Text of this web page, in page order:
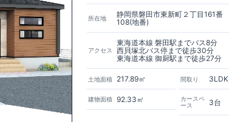
所在地
静岡県磐田市東新町２丁目161番
108(地番)
アクセス
東海道本線 磐田駅までバス8分
西貝塚北バス停まで徒歩30分
東海道本線 御厨駅まで徒歩27分
土地面積 217.89㎡
建物面積 92.33㎡
間取り 3LDK
カースペ
ース
3台